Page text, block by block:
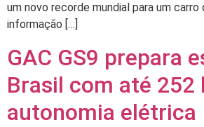
um novo recorde mundial para um carro
informação […]
GAC GS9 prepara
Brasil com até 252
autonomia elétrica